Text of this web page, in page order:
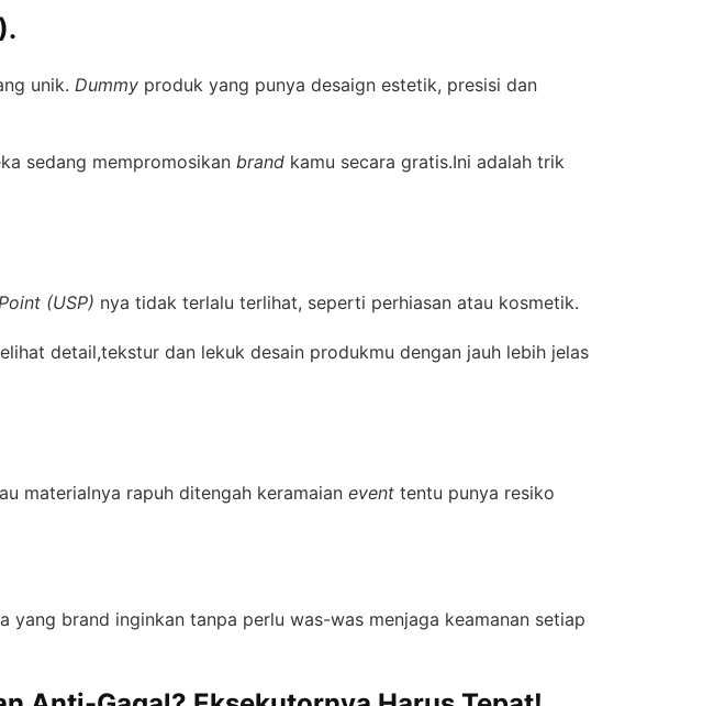
unik. Dummy produk yang punya desaign estetik, presisi dan
sedang mempromosikan brand kamu secara gratis.Ini adalah trik
(USP) nya tidak terlalu terlihat, seperti perhiasan atau kosmetik.
detail,tekstur dan lekuk desain produkmu dengan jauh lebih jelas
materialnya rapuh ditengah keramaian event tentu punya resiko
brand inginkan tanpa perlu was-was menjaga keamanan setiap